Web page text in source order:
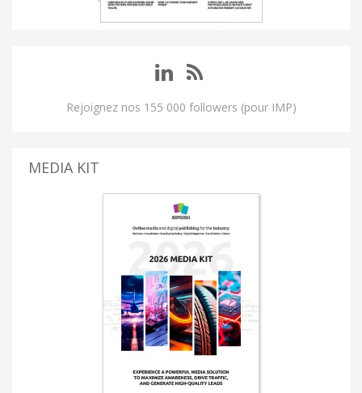
Rejoignez nos 155 000 followers (pour IMP)
MEDIA KIT